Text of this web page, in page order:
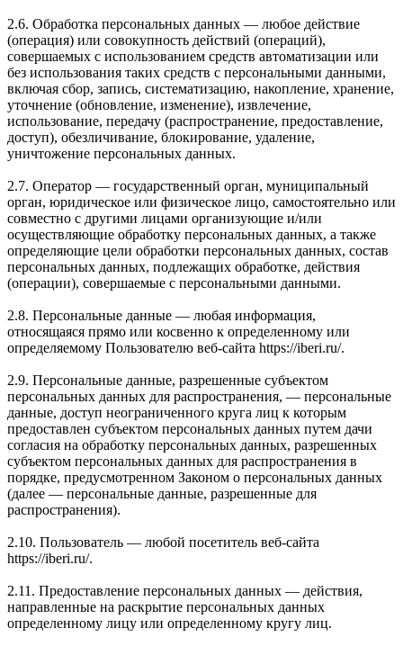
2.6. Обработка персональных данных — любое действие
(операция) или совокупность действий (операций),
совершаемых с использованием средств автоматизации или
без использования таких средств с персональными данными,
включая сбор, запись, систематизацию, накопление, хранение,
уточнение (обновление, изменение), извлечение,
использование, передачу (распространение, предоставление,
доступ), обезличивание, блокирование, удаление,
уничтожение персональных данных.
2.7. Оператор — государственный орган, муниципальный
орган, юридическое или физическое лицо, самостоятельно или
совместно с другими лицами организующие и/или
осуществляющие обработку персональных данных, а также
определяющие цели обработки персональных данных, состав
персональных данных, подлежащих обработке, действия
(операции), совершаемые с персональными данными.
2.8. Персональные данные — любая информация,
относящаяся прямо или косвенно к определенному или
определяемому Пользователю веб-сайта https://iberi.ru/.
2.9. Персональные данные, разрешенные субъектом
персональных данных для распространения, — персональные
данные, доступ неограниченного круга лиц к которым
предоставлен субъектом персональных данных путем дачи
согласия на обработку персональных данных, разрешенных
субъектом персональных данных для распространения в
порядке, предусмотренном Законом о персональных данных
(далее — персональные данные, разрешенные для
распространения).
2.10. Пользователь — любой посетитель веб-сайта
https://iberi.ru/.
2.11. Предоставление персональных данных — действия,
направленные на раскрытие персональных данных
определенному лицу или определенному кругу лиц.